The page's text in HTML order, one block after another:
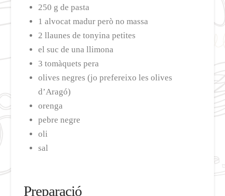
250 g de pasta
1 alvocat madur però no massa
2 llaunes de tonyina petites
el suc de una llimona
3 tomàquets pera
olives negres (jo prefereixo les olives
d’Aragó)
orenga
pebre negre
oli
sal
Preparació